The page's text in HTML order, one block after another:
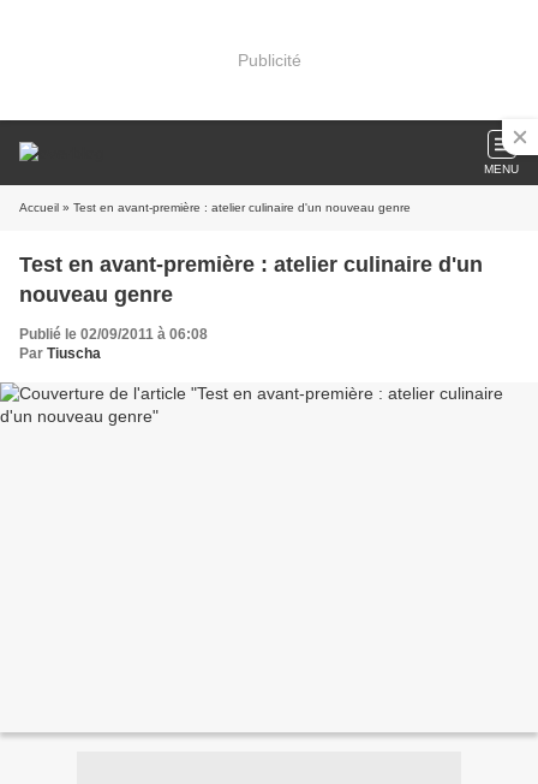
Publicité
MENU
Accueil » Test en avant-première : atelier culinaire d'un nouveau genre
Test en avant-première : atelier culinaire d'un
nouveau genre
Publié le 02/09/2011 à 06:08
Par Tiuscha